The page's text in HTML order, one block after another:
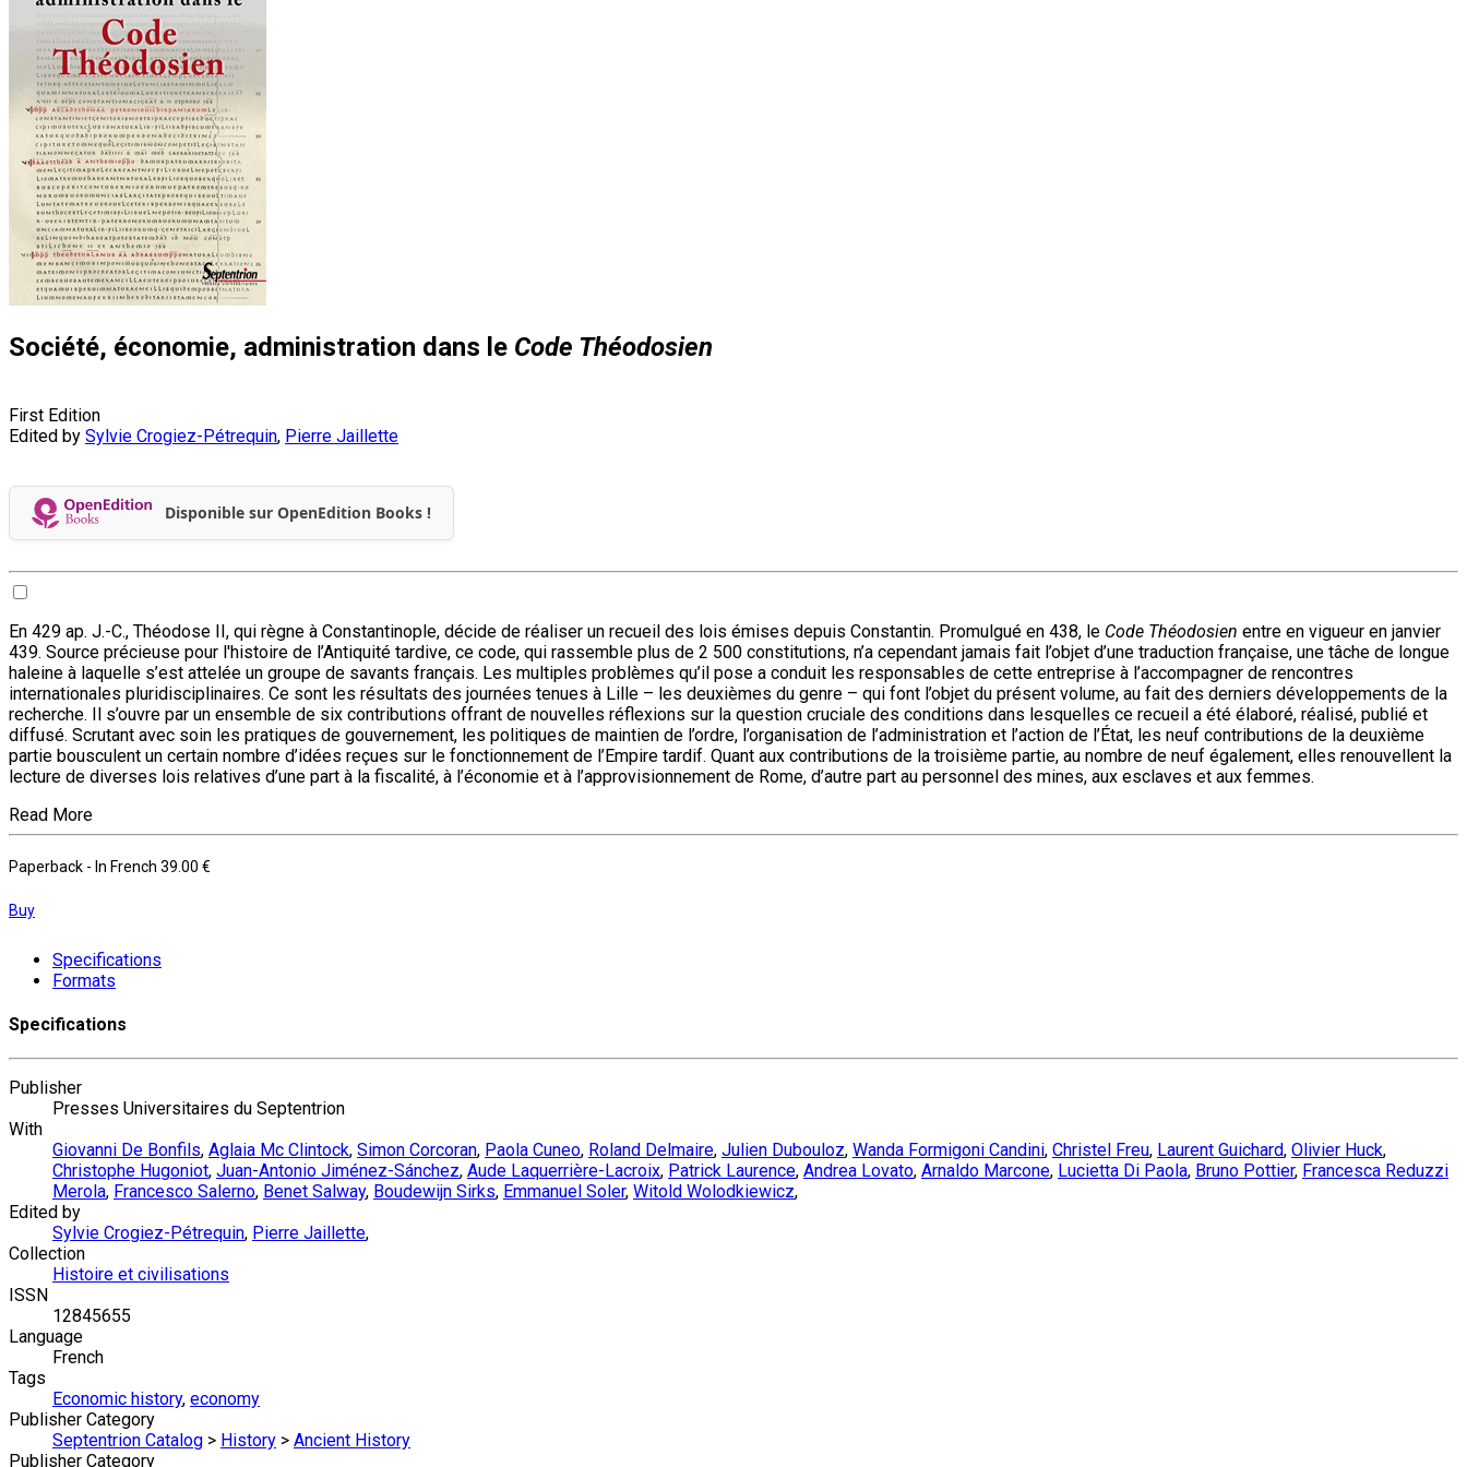
Société, économie, administration dans le Code Théodosien
First Edition
Edited by Sylvie Crogiez-Pétrequin, Pierre Jaillette
Disponible sur OpenEdition Books !
En 429 ap. J.-C., Théodose II, qui règne à Constantinople, décide de réaliser un recueil des lois émises depuis Constantin. Promulgué en 438, le Code Théodosien entre en vigueur en janvier
439. Source précieuse pour l'histoire de l’Antiquité tardive, ce code, qui rassemble plus de 2 500 constitutions, n’a cependant jamais fait l’objet d’une traduction française, une tâche de longue
haleine à laquelle s’est attelée un groupe de savants français. Les multiples problèmes qu’il pose a conduit les responsables de cette entreprise à l’accompagner de rencontres
internationales pluridisciplinaires. Ce sont les résultats des journées tenues à Lille – les deuxièmes du genre – qui font l’objet du présent volume, au fait des derniers développements de la
recherche. Il s’ouvre par un ensemble de six contributions offrant de nouvelles réflexions sur la question cruciale des conditions dans lesquelles ce recueil a été élaboré, réalisé, publié et
diffusé. Scrutant avec soin les pratiques de gouvernement, les politiques de maintien de l’ordre, l’organisation de l’administration et l’action de l’État, les neuf contributions de la deuxième
partie bousculent un certain nombre d’idées reçues sur le fonctionnement de l’Empire tardif. Quant aux contributions de la troisième partie, au nombre de neuf également, elles renouvellent la
lecture de diverses lois relatives d’une part à la fiscalité, à l’économie et à l’approvisionnement de Rome, d’autre part au personnel des mines, aux esclaves et aux femmes.
Read More
Paperback - In French 39.00 €
Buy
Specifications
Formats
Specifications
Publisher
Presses Universitaires du Septentrion
With
Giovanni De Bonfils, Aglaia Mc Clintock, Simon Corcoran, Paola Cuneo, Roland Delmaire, Julien Dubouloz, Wanda Formigoni Candini, Christel Freu, Laurent Guichard, Olivier Huck,
Christophe Hugoniot, Juan-Antonio Jiménez-Sánchez, Aude Laquerrière-Lacroix, Patrick Laurence, Andrea Lovato, Arnaldo Marcone, Lucietta Di Paola, Bruno Pottier, Francesca Reduzzi
Merola, Francesco Salerno, Benet Salway, Boudewijn Sirks, Emmanuel Soler, Witold Wolodkiewicz,
Edited by
Sylvie Crogiez-Pétrequin, Pierre Jaillette,
Collection
Histoire et civilisations
ISSN
12845655
Language
French
Tags
Economic history, economy
Publisher Category
Septentrion Catalog > History > Ancient History
Publisher Category